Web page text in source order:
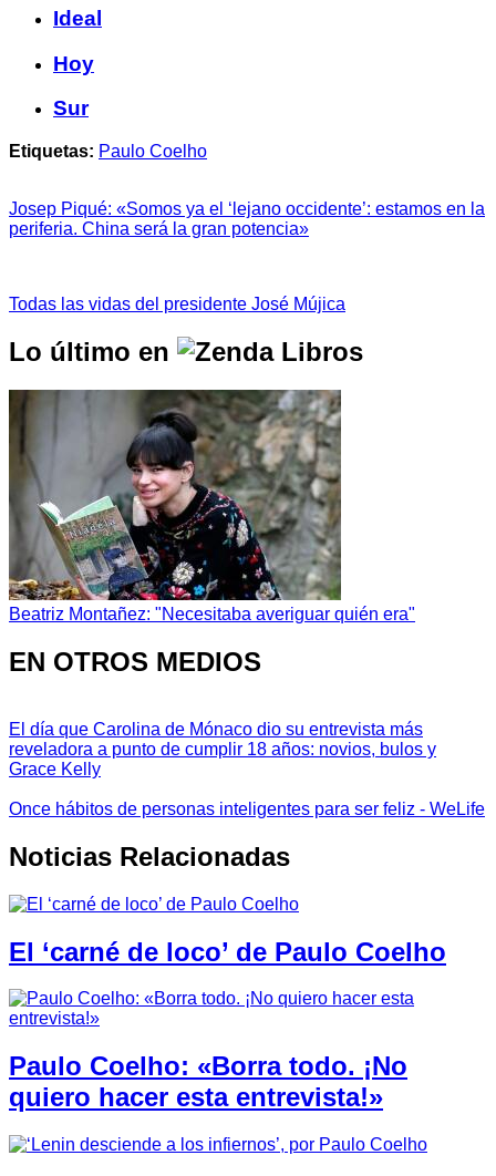
Ideal
Hoy
Sur
Etiquetas: Paulo Coelho
Josep Piqué: «Somos ya el ‘lejano occidente’: estamos en la
periferia. China será la gran potencia»
Todas las vidas del presidente José Mújica
Lo último en
Beatriz Montañez: "Necesitaba averiguar quién era"
EN OTROS MEDIOS
El día que Carolina de Mónaco dio su entrevista más
reveladora a punto de cumplir 18 años: novios, bulos y
Grace Kelly
Once hábitos de personas inteligentes para ser feliz - WeLife
Noticias Relacionadas
El ‘carné de loco’ de Paulo Coelho
Paulo Coelho: «Borra todo. ¡No
quiero hacer esta entrevista!»